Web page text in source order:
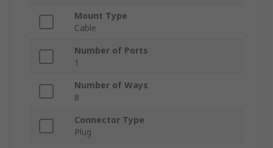
Mount Type
Cable
Number of Ports
1
Number of Ways
8
Connector Type
Plug